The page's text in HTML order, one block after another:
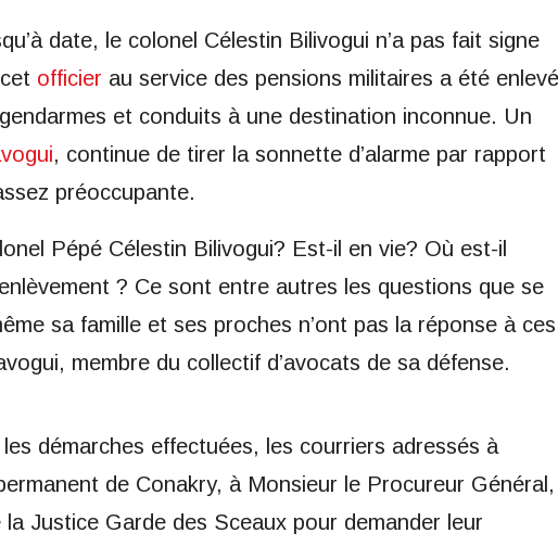
date, le colonel Célestin Bilivogui n’a pas fait signe
officier au service des pensions militaires a été enlevé
et conduits à une destination inconnue. Un
, continue de tirer la sonnette d’alarme par rapport
préoccupante.
Pépé Célestin Bilivogui? Est-il en vie? Où est-il
? Ce sont entre autres les questions que se
sa famille et ses proches n’ont pas la réponse à ces
membre du collectif d’avocats de sa défense.
démarches effectuées, les courriers adressés à
de Conakry, à Monsieur le Procureur Général,
Justice Garde des Sceaux pour demander leur